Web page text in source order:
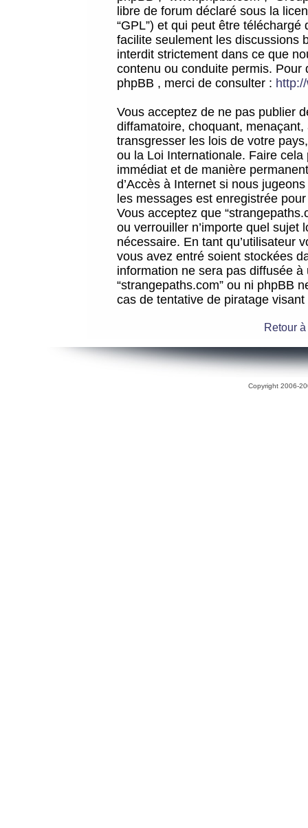
libre de forum déclaré sous la
“GPL”) et qui peut être téléchargé
facilite seulement les discussions
interdit strictement dans ce que
contenu ou conduite permis.
phpBB , merci de consulter :
Vous acceptez de ne pas publier
diffamatoire, choquant,
transgresser les lois de votre
ou la Loi Internationale. Faire
immédiat et de manière
d’Accès à Internet si nous
les messages est enregistrée
Vous acceptez que
ou verrouiller n’importe quel sujet
nécessaire. En tant qu’utilisateur
vous avez entré soient stockées
information ne sera pas diffusée
“strangepaths.com” ou ni phpBB
cas de tentative de piratage
Retour
Copyright 2006-